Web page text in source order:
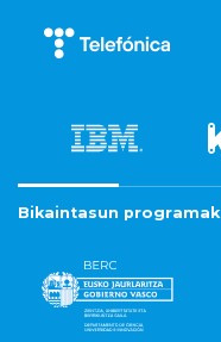
Bikaintasun programak